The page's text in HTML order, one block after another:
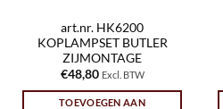
art.nr. HK6200
KOPLAMPSET BUTLER
ZIJMONTAGE
€48,80 Excl. BTW
TOEVOEGEN AAN